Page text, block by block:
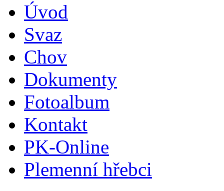
Úvod
Svaz
Chov
Dokumenty
Fotoalbum
Kontakt
PK-Online
Plemenní hřebci